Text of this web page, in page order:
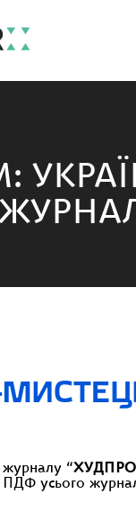
журналу “
усього